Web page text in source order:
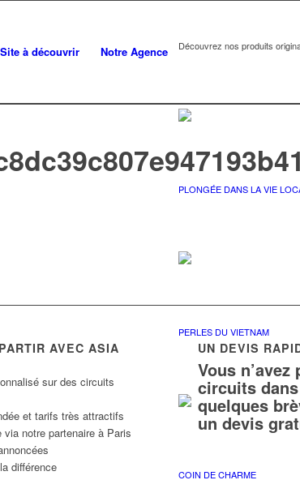
Site à découvrir Notre Agence Découvrez nos produits
PLONGÉE DANS LA VIE
PERLES DU VIETNAM
COIN DE CHARME
AVEC ASIA
sur des circuits
et tarifs très attractifs
notre partenaire à Paris
différence
UN DEVIS
Vous
circuits
quelques
un devis